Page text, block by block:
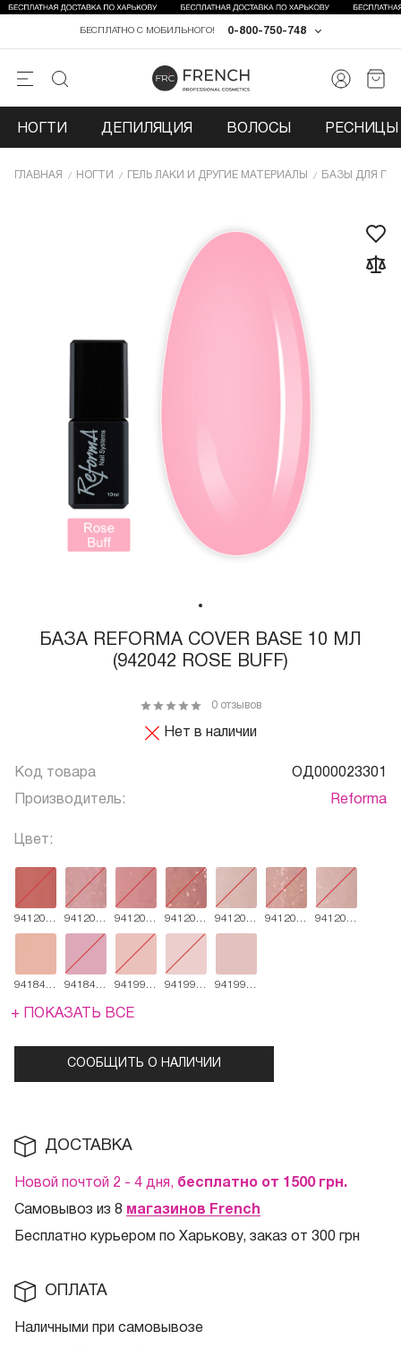
0-800-750-748
БЕСПЛАТНО С МОБИЛЬНОГО!
НОГТИ ДЕПИЛЯЦИЯ ВОЛОСЫ РЕСНИЦЫ
ГЛАВНАЯ НОГТИ ГЕЛЬ ЛАКИ И ДРУГИЕ МАТЕРИАЛЫ БАЗЫ ДЛЯ
БАЗА REFORMA COVER BASE 10 МЛ
(942042 ROSE BUFF)
Нет в наличии
0 отзывов
Код товара ОД000023301
Производитель: Reforma
Цвет:
941201
Pink
941202
Electric
941203
Alchymist
941204
Rokoko
941205
Colorado
941206
941207
941848
Pink
941849
Pink
941992
Nude
941993
941994
+ ПОКАЗАТЬ ВСЕ
СООБЩИТЬ О НАЛИЧИИ
ДОСТАВКА
Новой почтой 2 - 4 дня, бесплатно от 1500 грн.
Самовывоз из 8 магазинов French
Бесплатно курьером по Харькову, заказ от 300 грн
ОПЛАТА
Наличными при самовывозе